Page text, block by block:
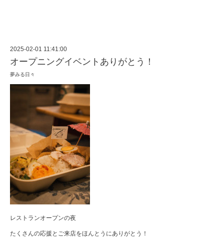
2025-02-01 11:41:00
オープニングイベントありがとう！
夢みる日々
レストランオープンの夜
たくさんの応援とご来店をほんとうにありがとう！